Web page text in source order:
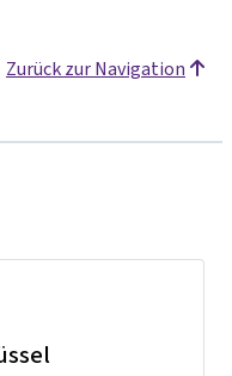
Zurück zur Navigation